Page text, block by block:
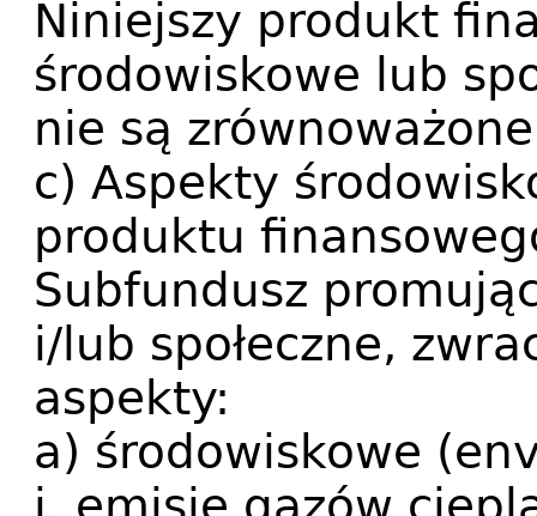
Niniejszy produkt
środowiskowe lub
nie są
c) Aspekty
produktu
Subfundusz
i/lub społeczne,
aspekty:
a) środowiskowe